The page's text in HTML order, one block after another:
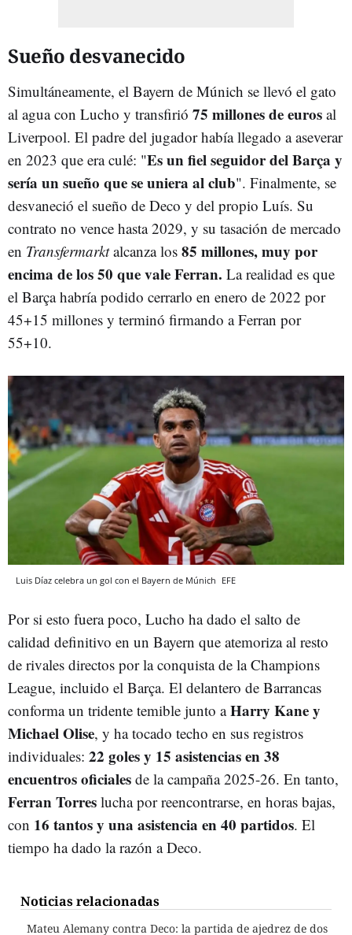
Sueño desvanecido
Simultáneamente, el Bayern de Múnich se llevó el gato
al agua con Lucho y transfirió 75 millones de euros al
Liverpool. El padre del jugador había llegado a aseverar
en 2023 que era culé: "Es un fiel seguidor del Barça y
sería un sueño que se uniera al club". Finalmente, se
desvaneció el sueño de Deco y del propio Luís. Su
contrato no vence hasta 2029, y su tasación de mercado
en Transfermarktalcanza los 85 millones, muy por
encima de los 50 que vale Ferran. La realidad es que
el Barça habría podido cerrarlo en enero de 2022 por
45+15 millones y terminó firmando a Ferran por
55+10.
Luis Díaz celebra un gol con el Bayern de Múnich EFE
Por si esto fuera poco, Lucho ha dado el salto de
calidad definitivo en un Bayern que atemoriza al resto
de rivales directos por la conquista de la Champions
League, incluido el Barça. El delantero de Barrancas
conforma un tridente temible junto aHarry Kane y
Michael Olise, y ha tocado techo en sus registros
individuales: 22 goles y 15 asistencias en 38
encuentros oficiales de la campaña 2025-26. En tanto,
Ferran Torres lucha por reencontrarse, en horas bajas,
con 16 tantos y una asistencia en 40 partidos. El
tiempo ha dado la razón a Deco.
Noticias relacionadas
Mateu Alemany contra Deco: la partida de ajedrez de dos